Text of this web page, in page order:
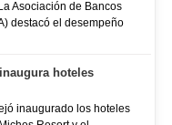
Asociación de Bancos
destacó el desempeño
hoteles
inaugurado los hoteles